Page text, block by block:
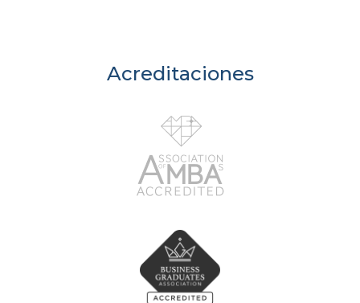
Acreditaciones